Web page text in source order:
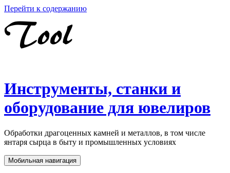
Перейти к содержанию
Инструменты, станки и
оборудование для ювелиров
Обработки драгоценных камней и металлов, в том числе
янтаря сырца в быту и промышленных условиях
Мобильная навигация